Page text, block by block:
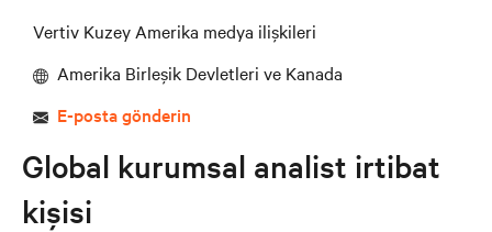
Vertiv Kuzey Amerika medya ilişkileri
Amerika Birleşik Devletleri ve Kanada
E-posta gönderin
Global kurumsal analist irtibat
kişisi